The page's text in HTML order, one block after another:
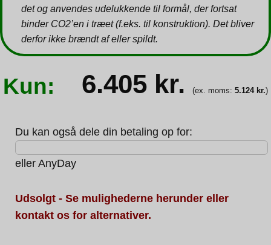
det og anvendes udelukkende til formål, der fortsat
binder CO2’en i træet (f.eks. til konstruktion). Det bliver
derfor ikke brændt af eller spildt.
Kun: 6.405 kr. (ex. moms: 5.124 kr.)
Du kan også dele din betaling op for:
eller AnyDay
Udsolgt - Se mulighederne herunder eller
kontakt os for alternativer.